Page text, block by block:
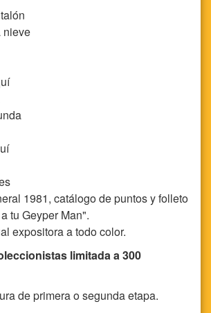
nieve
1981, catálogo de puntos y folleto
tu Geyper Man".
expositora a todo color.
limitada a 300
de primera o segunda etapa.